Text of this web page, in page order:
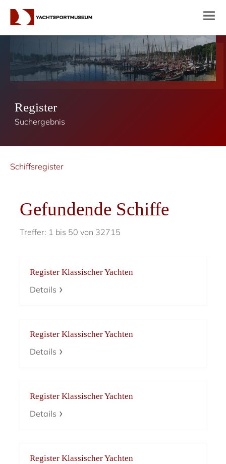
Register
Suchergebnis
Schiffsregister
Gefundende Schiffe
Treffer: 1 bis 50 von 32715
Register Klassischer Yachten
Details
Register Klassischer Yachten
Details
Register Klassischer Yachten
Details
Register Klassischer Yachten